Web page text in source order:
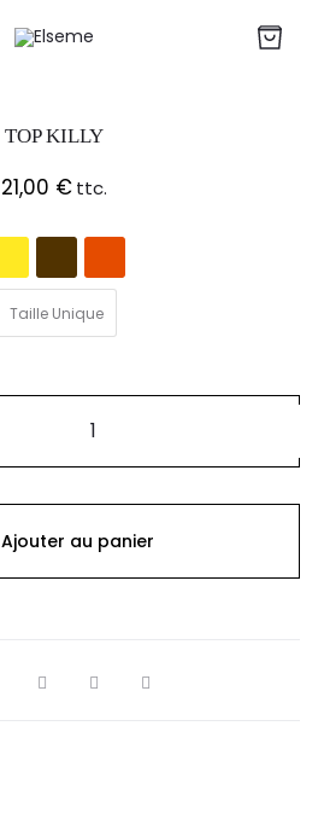
TOP KILLY
21,00 €ttc.
Taille Unique
Ajouter au panier